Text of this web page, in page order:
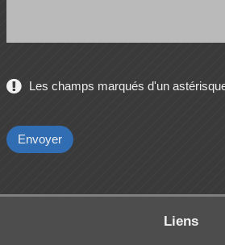
Les champs marqués d'un
Liens